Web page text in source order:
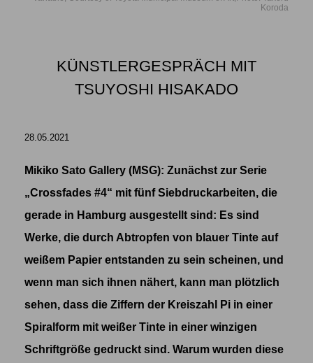
Koroda
KÜNSTLERGESPRÄCH MIT
TSUYOSHI HISAKADO
28.05.2021
Mikiko Sato Gallery (MSG): Zunächst zur Serie
„Crossfades #4“ mit fünf Siebdruckarbeiten, die
gerade in Hamburg ausgestellt sind: Es sind
Werke, die durch Abtropfen von blauer Tinte auf
weißem Papier entstanden zu sein scheinen, und
wenn man sich ihnen nähert, kann man plötzlich
sehen, dass die Ziffern der Kreiszahl Pi in einer
Spiralform mit weißer Tinte in einer winzigen
Schriftgröße gedruckt sind. Warum wurden diese